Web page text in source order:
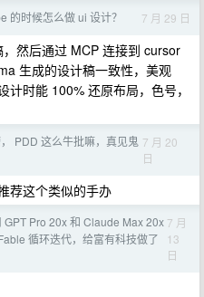
的时候怎么做 ui 设计？ 7 月 29 日
然后通过 MCP 连接到 cursor
生成的设计稿一致性，美观
时能 100% 还原布局，色号，
PDD 这么牛批嘛，真见鬼 7 月 20
日
荐这个类似的手办
GPT Pro 20x 和 Claude Max 20x
循环迭代，给富有科技做了
7 月
13
日